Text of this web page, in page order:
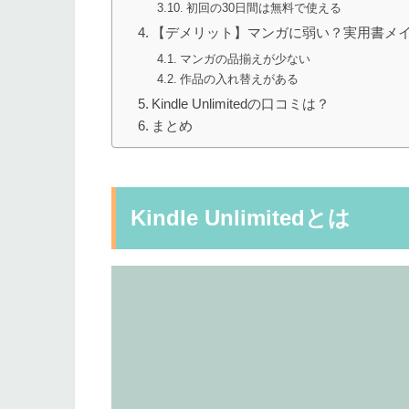
初回の30日間は無料で使える
【デメリット】マンガに弱い？実用書メ
マンガの品揃えが少ない
作品の入れ替えがある
Kindle Unlimitedの口コミは？
まとめ
Kindle Unlimitedとは